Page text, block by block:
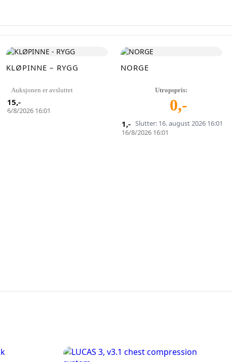
KLØPINNE – RYGG
Auksjonen er avsluttet
6/8/2026 16:01
15,-
Slutter: 16. august 2026 16:01
NORGE
Utropspris:
0,-
16/8/2026 16:01
1,-
Lukk vinduet